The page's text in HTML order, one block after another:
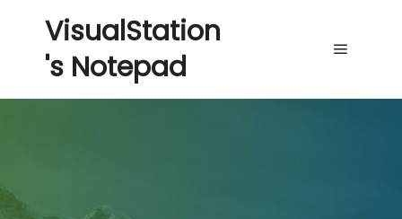
VisualStation
's Notepad